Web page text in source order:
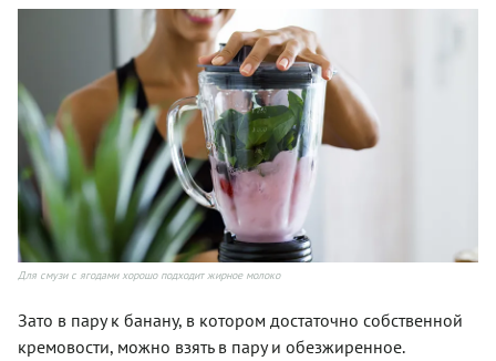
Для смузи с ягодами хорошо подходит жирное молоко
Зато в пару к банану, в котором достаточно собственной
кремовости, можно взять в пару и обезжиренное.